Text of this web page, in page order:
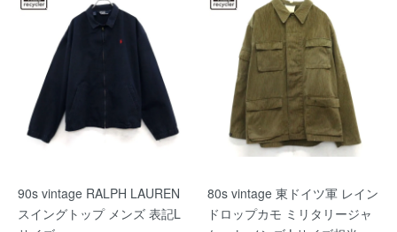
90s vintage RALPH LAUREN
スイングトップ メンズ 表記L
80s vintage 東ドイツ軍 レイン
ドロップカモ ミリタリージャ